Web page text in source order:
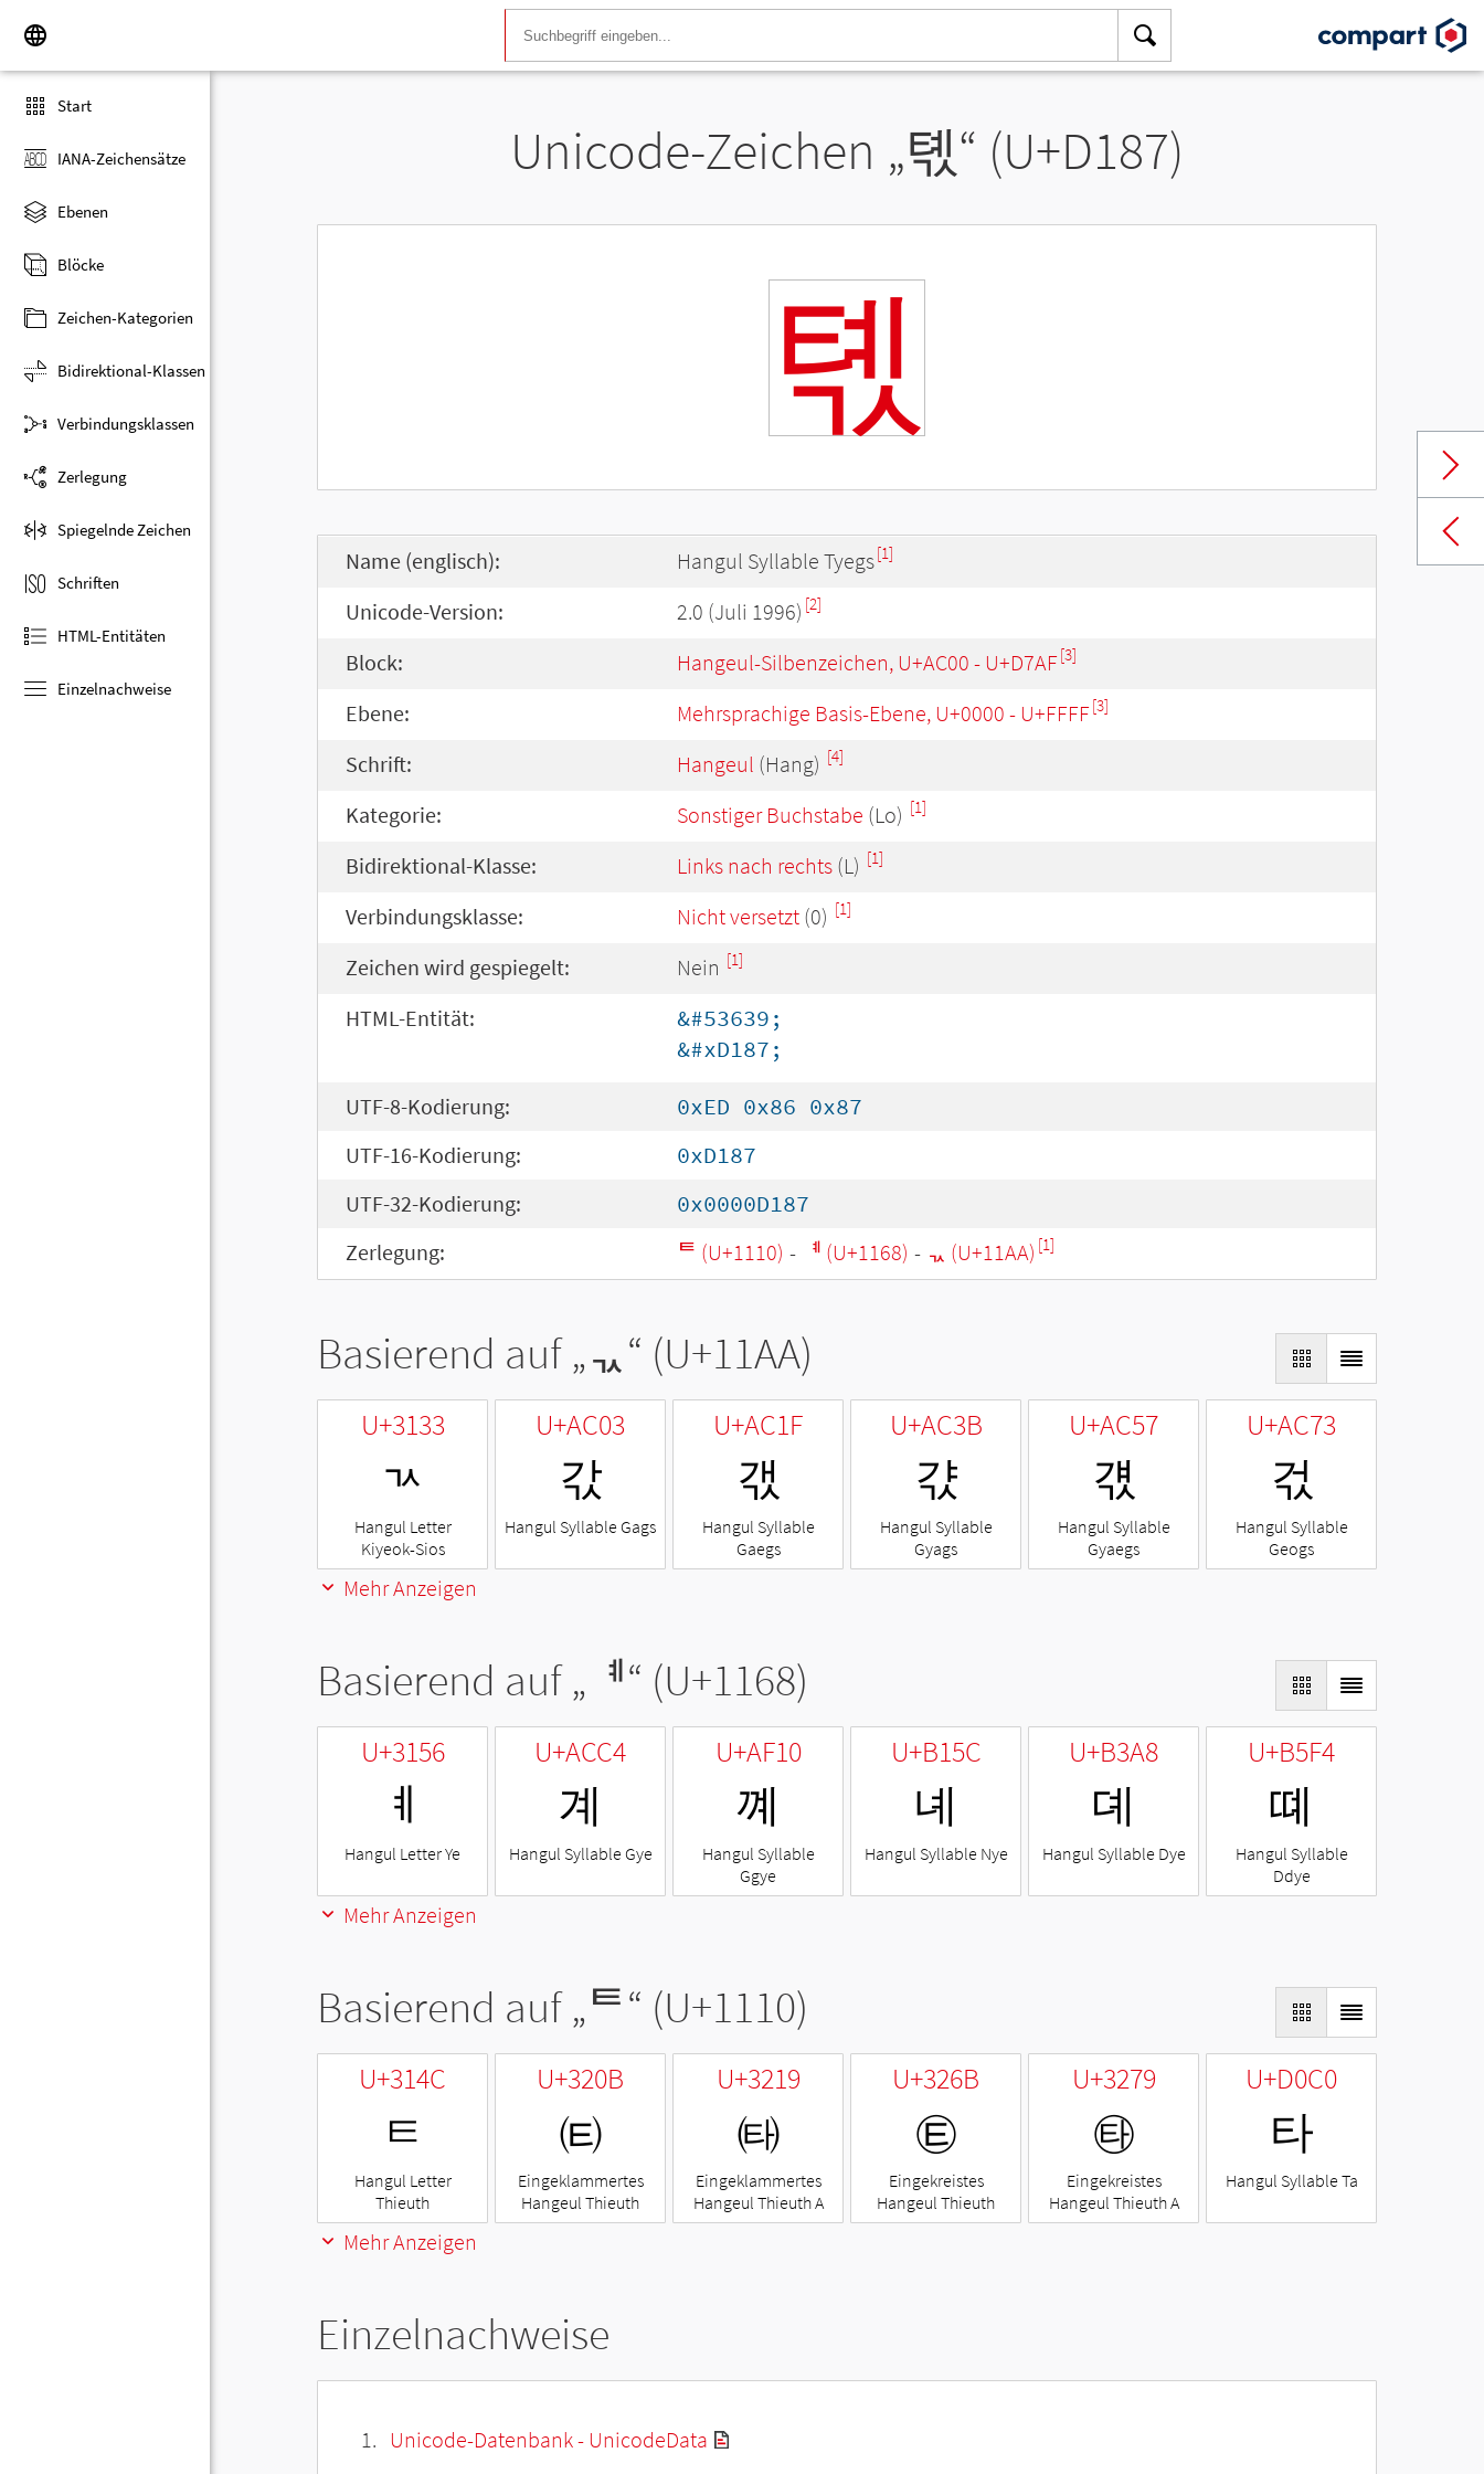
Start
IANA-Zeichensätze
Ebenen
Blöcke
Zeichen-Kategorien
Bidirektional-Klassen
Verbindungsklassen
Zerlegung
Spiegelnde Zeichen
Schriften
HTML-Entitäten
Einzelnachweise
Unicode-Zeichen „톇“ (U+D187)
톇
Name (englisch): Hangul Syllable Tyegs[1]
Unicode-Version: 2.0 (Juli 1996) [2]
Block: Hangeul-Silbenzeichen, U+AC00 - U+D7AF[3]
Ebene: Mehrsprachige Basis-Ebene, U+0000 - U+FFFF[3]
Schrift: Hangeul (Hang) [4]
Kategorie: Sonstiger Buchstabe (Lo) [1]
Bidirektional-Klasse: Links nach rechts (L) [1]
Verbindungsklasse: Nicht versetzt (0) [1]
Zeichen wird gespiegelt: Nein [1]
HTML-Entität:
&#53639;
&#xD187;
UTF-8-Kodierung:
0xED 0x86 0x87
UTF-16-Kodierung:
0xD187
UTF-32-Kodierung:
0x0000D187
Zerlegung:
ᄐ (U+1110) - ᅨ (U+1168) - ᆪ (U+11AA) [1]
Basierend auf „ᆪ“ (U+11AA)
U+3133
ㄳ
Hangul Letter
Kiyeok-Sios
U+AC03
갃
Hangul Syllable Gags
U+AC1F
갟
Hangul Syllable
Gaegs
U+AC3B
갻
Hangul Syllable
Gyags
U+AC57
걗
Hangul Syllable
Gyaegs
U+AC73
걳
Hangul Syllable
Geogs
Mehr Anzeigen
Basierend auf „ ᅨ“ (U+1168)
U+3156
ㅖ
Hangul Letter Ye
U+ACC4
계
Hangul Syllable Gye
U+AF10
꼐
Hangul Syllable
Ggye
U+B15C
녜
Hangul Syllable Nye
U+B3A8
뎨
Hangul Syllable Dye
U+B5F4
뗴
Hangul Syllable
Ddye
Mehr Anzeigen
Basierend auf „ᄐ“ (U+1110)
U+314C
ㅌ
Hangul Letter
Thieuth
U+320B
㈋
Eingeklammertes
Hangeul Thieuth
U+3219
㈙
Eingeklammertes
Hangeul Thieuth A
U+326B
㉫
Eingekreistes
Hangeul Thieuth
U+3279
㉹
Eingekreistes
Hangeul Thieuth A
U+D0C0
타
Hangul Syllable Ta
Mehr Anzeigen
Einzelnachweise
Unicode-Datenbank - UnicodeData